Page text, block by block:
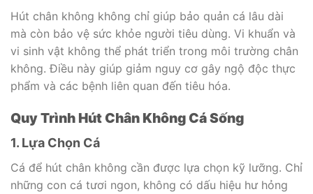
Hút chân không không chỉ giúp bảo quản cá lâu dài
mà còn bảo vệ sức khỏe người tiêu dùng. Vi khuẩn và
vi sinh vật không thể phát triển trong môi trường chân
không. Điều này giúp giảm nguy cơ gây ngộ độc thực
phẩm và các bệnh liên quan đến tiêu hóa.
Quy Trình Hút Chân Không Cá Sống
1. Lựa Chọn Cá
Cá để hút chân không cần được lựa chọn kỹ lưỡng. Chỉ
những con cá tươi ngon, không có dấu hiệu hư hỏng